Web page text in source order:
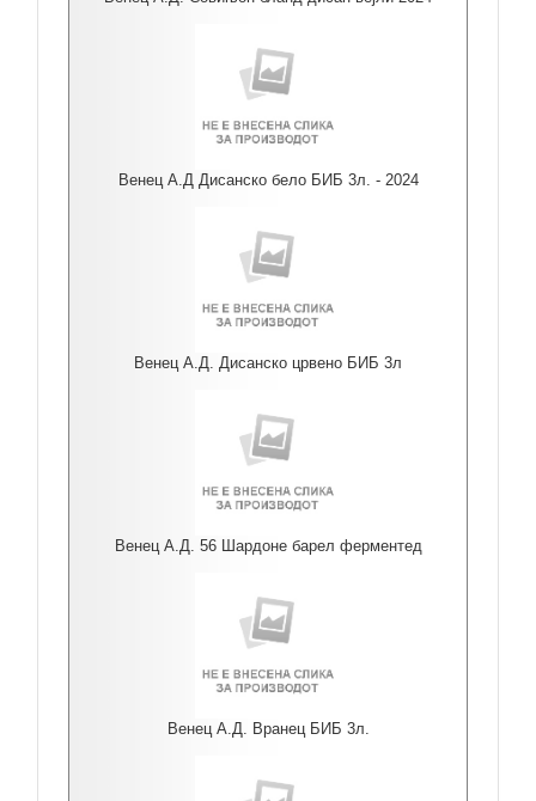
Венец А.Д Дисанско бело БИБ 3л. - 2024
Венец А.Д. Дисанско црвено БИБ 3л
Венец А.Д. 56 Шардоне барел ферментед
Венец А.Д. Вранец БИБ 3л.